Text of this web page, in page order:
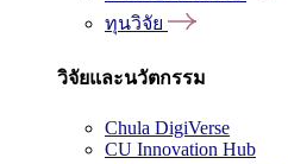
ทุนวิจัย
วิจัยและนวัตกรรม
Chula DigiVerse
CU Innovation Hub